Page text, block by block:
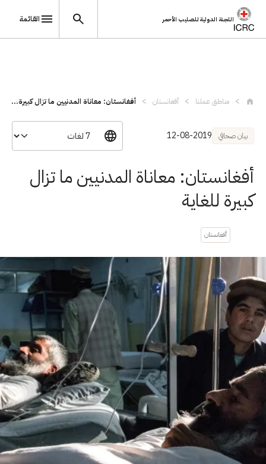
اللجنة الدولية للصليب الأحمر القائمة
مناطق عملنا أفغانستان أفغانستان: معاناة المدنيين ما تزال كبيرة...
بيان صحافي 12-08-2019
أفغانستان: معاناة المدنيين ما تزال
كبيرة للغاية
أفغانستان